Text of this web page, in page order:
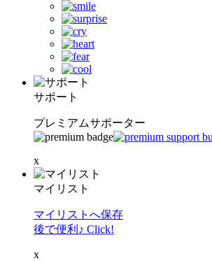
サポート
プレミアムサポーター
x
マイリスト
マイリストへ保存
後で便利♪ Click!
x